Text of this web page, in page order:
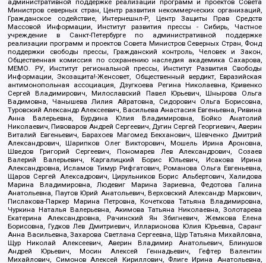
административной поддержке реализации программ и проектов Совета
Министров северных стран, Центр развития некоммерческих организаций,
Гражданское содействие, Интернешнл-Р, Центр Защиты Прав Средств
Массовой Информации, Институт развития прессы - Сибирь, Частное
учреждение в Санкт-Петербурге по административной поддержке
реализации программ и проектов Совета Министров Северных Стран, Фонд
поддержки свободы прессы, Гражданский контроль, Человек и Закон,
Общественная комиссия по сохранению наследия академика Сахарова,
МЕМО. РУ, Институт региональной прессы, Институт Развития Свободы
Информации, Экозащита!-Женсовет, Общественный вердикт, Евразийская
антимонопольная ассоциация, Дзугкоева Регина Николаевна, Кривенко
Сергей Владимирович, Милославский Павел Юрьевич, Шнырова Ольга
Вадимовна, Чанышева Лилия Айратовна, Сидорович Ольга Борисовна,
Туровский Александр Алексеевич, Васильева Анастасия Евгеньевна, Ривина
Анна Валерьевна, Бурдина Юлия Владимировна, Бойко Анатолий
Николаевич, Пивоваров Андрей Сергеевич, Дугин Сергей Георгиевич, Аверин
Виталий Евгеньевич, Барахоев Магомед Бекханович, Шевченко Дмитрий
Александрович, Шарипков Олег Викторович, Мошель Ирина Ароновна,
Шведов Григорий Сергеевич, Пономарев Лев Александрович, Созаев
Валерий Валерьевич, Каргалицкий Борис Юльевич, Исакова Ирина
Александровна, Исламов Тимур Рифгатович, Романова Ольга Евгеньевна,
Щаров Сергей Алексадрович, Цирульников Борис Альбертович, Халидова
Марина Владимировна, Людевиг Марина Зариевна, Федотова Галина
Анатольевна, Паутов Юрий Анатольевич, Верховский Александр Маркович,
Пислакова-Паркер Марина Петровна, Кочеткова Татьяна Владимировна,
Чуркина Наталья Валерьевна, Акимова Татьяна Николаевна, Золотарева
Екатерина Александровна, Рачинский Ян Збигневич, Жемкова Елена
Борисовна, Гудков Лев Дмитриевич, Илларионова Юлия Юрьевна, Саранг
Анна Васильевна, Захарова Светлана Сергеевна, Щур Татьяна Михайловна,
Щур Николай Алексеевич, Аверин Владимир Анатольевич, Блинушов
Андрей Юрьевич, Мосин Алексей Геннадьевич, Гефтер Валентин
Михайлович, Симонов Алексей Кириллович, Флиге Ирина Анатольевна,